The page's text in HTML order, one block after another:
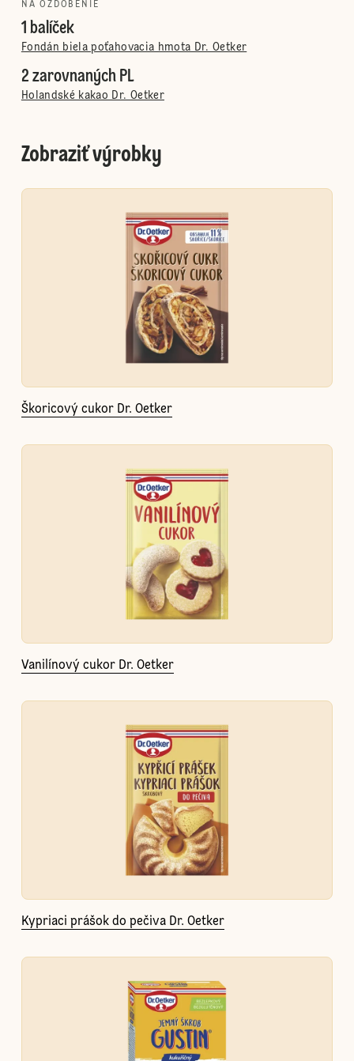
NA OZDOBENIE
1 balíček
Fondán biela poťahovacia hmota Dr. Oetker
2 zarovnaných PL
Holandské kakao Dr. Oetker
Zobraziť výrobky
Škoricový cukor Dr. Oetker
Vanilínový cukor Dr. Oetker
Kypriaci prášok do pečiva Dr. Oetker